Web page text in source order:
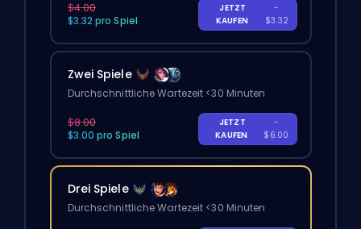
$4.00
$3.32 pro Spiel
JETZT
KAUFEN
-
$3.32
Zwei Spiele
Durchschnittliche Wartezeit <30 Minuten
$8.00
$3.00 pro Spiel
JETZT
KAUFEN
-
$6.00
Drei Spiele
Durchschnittliche Wartezeit <30 Minuten